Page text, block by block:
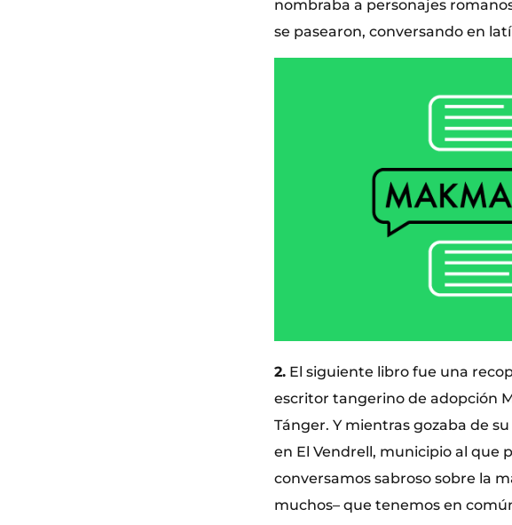
nombraba a personajes
se pasearon, conversando en
2. El siguiente libro fue una
escritor tangerino de adopción
Tánger. Y mientras gozaba de
en El Vendrell, municipio al que
conversamos sabroso sobre la
muchos– que tenemos en